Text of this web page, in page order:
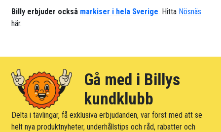
Billy erbjuder också markiser i hela Sverige. Hitta Nösnäs
här.
Gå med i Billys
kundklubb
Delta i tävlingar, få exklusiva erbjudanden, var först med att se
helt nya produktnyheter, underhållstips och råd, rabatter och